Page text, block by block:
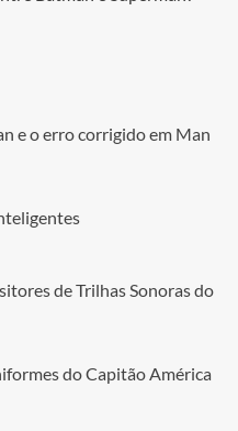
e o erro corrigido em Man
de Trilhas Sonoras do
do Capitão América